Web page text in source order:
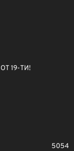
19-ТИ!
5054